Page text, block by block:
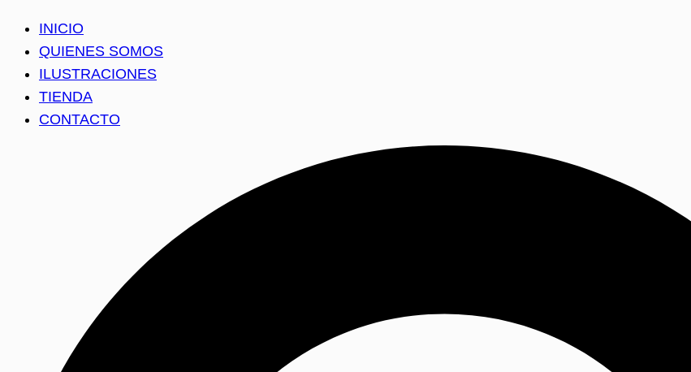
INICIO
QUIENES SOMOS
ILUSTRACIONES
TIENDA
CONTACTO